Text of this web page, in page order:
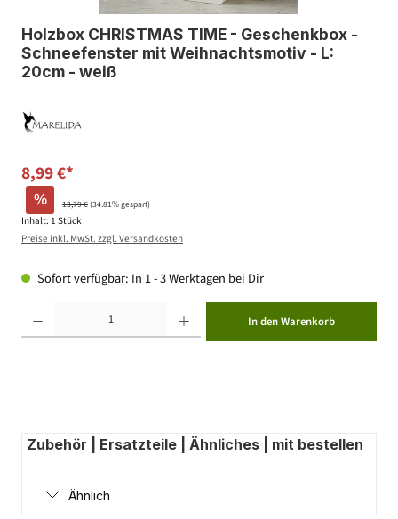
Holzbox CHRISTMAS TIME - Geschenkbox -
Schneefenster mit Weihnachtsmotiv - L:
20cm - weiß
8,99 €*
% 13,79 €(34.81% gespart)
Inhalt: 1 Stück
Preise inkl. MwSt. zzgl. Versandkosten
Sofort verfügbar: In 1 - 3 Werktagen bei Dir
In den Warenkorb
Zubehör | Ersatzteile | Ähnliches | mit bestellen
Ähnlich